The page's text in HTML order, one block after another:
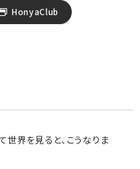
HonyaClub
世界を見ると、こうなりま